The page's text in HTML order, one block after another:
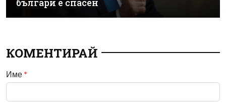
българи е спасен
КОМЕНТИРАЙ
Име *